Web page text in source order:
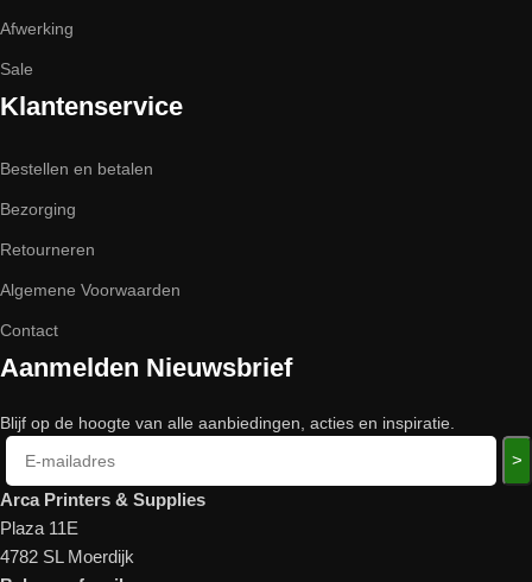
Afwerking
Sale
Klantenservice
Bestellen en betalen
Bezorging
Retourneren
Algemene Voorwaarden
Contact
Aanmelden Nieuwsbrief
Blijf op de hoogte van alle aanbiedingen, acties en inspiratie.
>
Arca Printers & Supplies
Plaza 11E
4782 SL Moerdijk